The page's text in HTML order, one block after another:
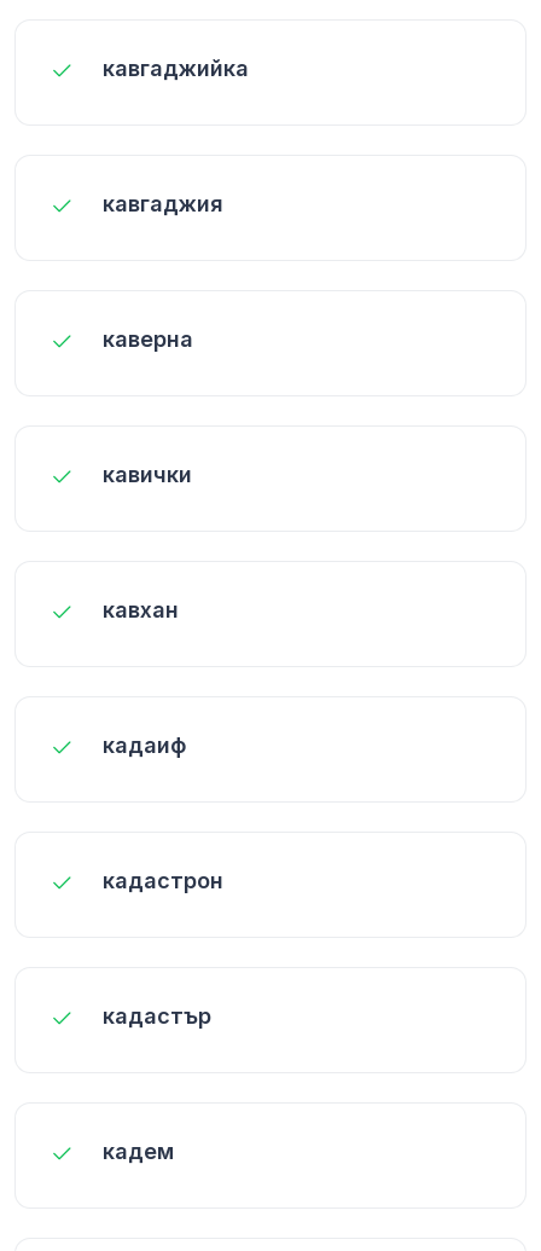
кавгаджийка
кавгаджия
каверна
кавички
кавхан
кадаиф
кадастрон
кадастър
кадем